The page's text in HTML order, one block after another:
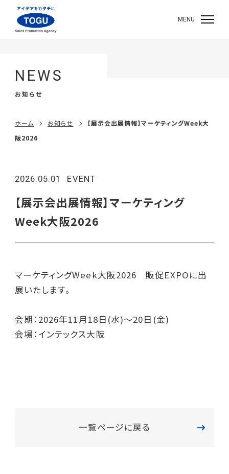
MENU
NEWS
お知らせ
ホーム お知らせ
【展示会出展情報】マーケティングWeek大
阪2026
2026.05.01 EVENT
【展示会出展情報】マーケティング
Week大阪2026
マーケティングWeek大阪2026 販促EXPOに出
展いたします。
会期：2026年11月18日(水)～20日(金)
会場：インテックス大阪
一覧ページに戻る